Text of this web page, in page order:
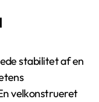
stabilitet af en
velkonstrueret